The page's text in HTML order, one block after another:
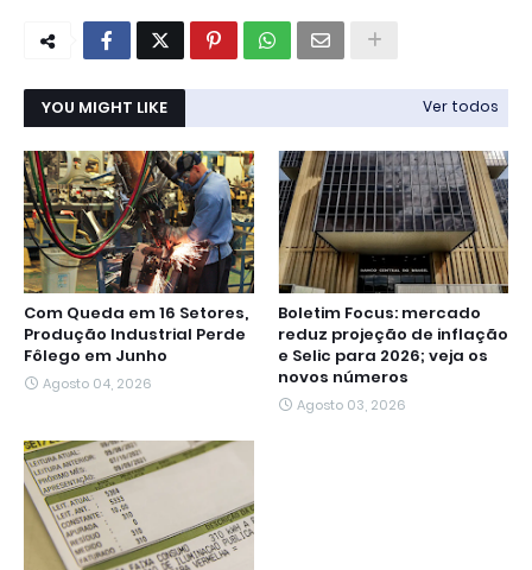
YOU MIGHT LIKE Ver todos
Com Queda em 16 Setores,
Produção Industrial Perde
Fôlego em Junho
Agosto 04, 2026
Boletim Focus: mercado
reduz projeção de inflação
e Selic para 2026; veja os
novos números
Agosto 03, 2026